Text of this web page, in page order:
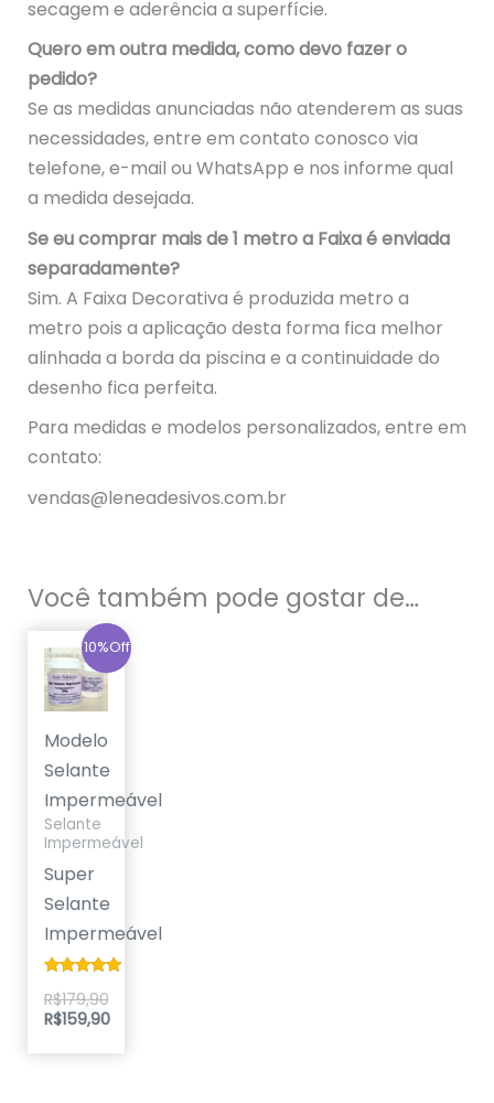
secagem e aderência a superfície.
Quero em outra medida, como devo fazer o
pedido?
Se as medidas anunciadas não atenderem as suas
necessidades, entre em contato conosco via
telefone, e-mail ou WhatsApp e nos informe qual
a medida desejada.
Se eu comprar mais de 1 metro a Faixa é enviada
separadamente?
Sim. A Faixa Decorativa é produzida metro a
metro pois a aplicação desta forma fica melhor
alinhada a borda da piscina e a continuidade do
desenho fica perfeita.
Para medidas e modelos personalizados, entre em
contato:
vendas@leneadesivos.com.br
Você também pode gostar de…
10%Off
Modelo
Selante
Impermeável
Selante
Impermeável
Super
Selante
Impermeável
5.00
de 5
R$179,90
preço
original
era:
R$179,90.
R$159,90
preço
atual
é:
R$159,90.